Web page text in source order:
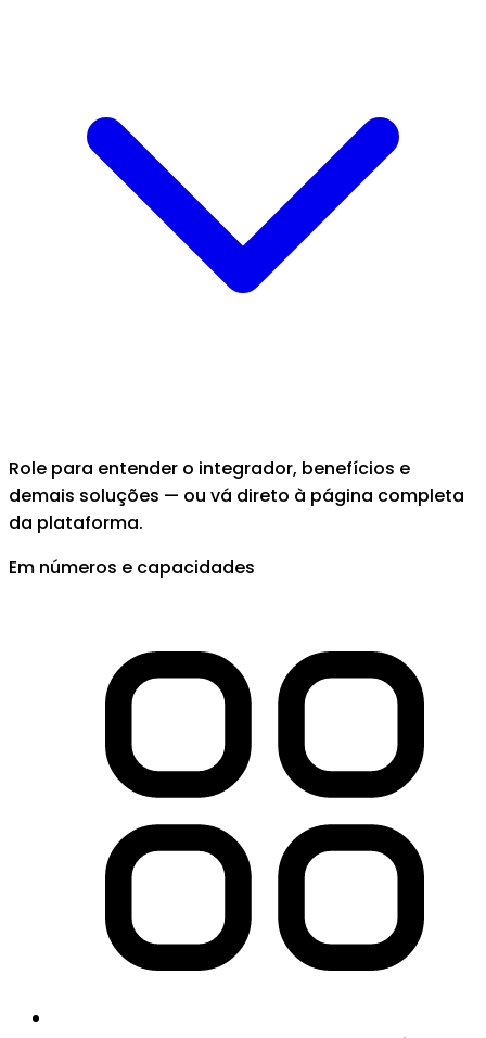
Role para entender o integrador, benefícios e
demais soluções — ou vá direto à página completa
da plataforma.
Em números e capacidades